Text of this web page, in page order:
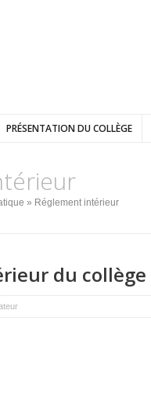
PRÉSENTATION DU COLLÈGE
» Réglement intérieur
du collège